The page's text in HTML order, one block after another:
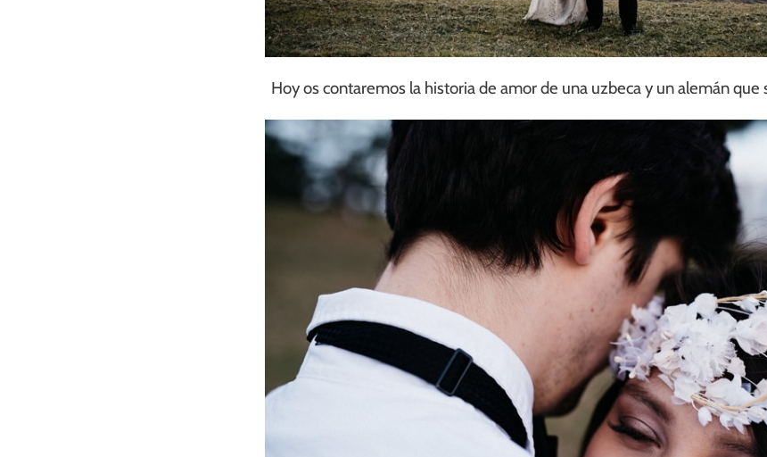
Hoy os contaremos la historia de amor de una uzbeca y un alemán que